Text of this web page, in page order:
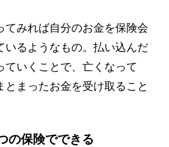
てみれば自分のお金を保険会
いるようなもの。払い込んだ
ていくことで、亡くなって
とまったお金を受け取ること
の保険でできる